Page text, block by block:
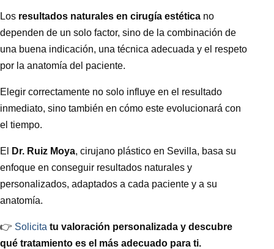
Los resultados naturales en cirugía estética no
dependen de un solo factor, sino de la combinación de
una buena indicación, una técnica adecuada y el respeto
por la anatomía del paciente.
Elegir correctamente no solo influye en el resultado
inmediato, sino también en cómo este evolucionará con
el tiempo.
El Dr. Ruiz Moya, cirujano plástico en Sevilla, basa su
enfoque en conseguir resultados naturales y
personalizados, adaptados a cada paciente y a su
anatomía.
👉 Solicita tu valoración personalizada y descubre
qué tratamiento es el más adecuado para ti.